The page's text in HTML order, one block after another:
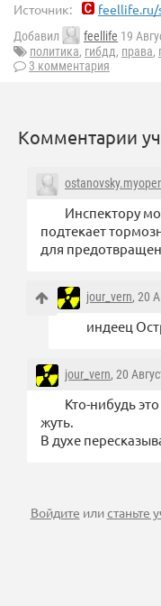
Источник: feellife.ru/
Добавил feellife 19
политика, гибдд, права,
3 комментария
Комментарии
Инспектору
подтекает
для
jour_vern, 20
индеец
jour_vern, 20
Кто-нибудь
жуть.
В духе
Войдите илистаньте